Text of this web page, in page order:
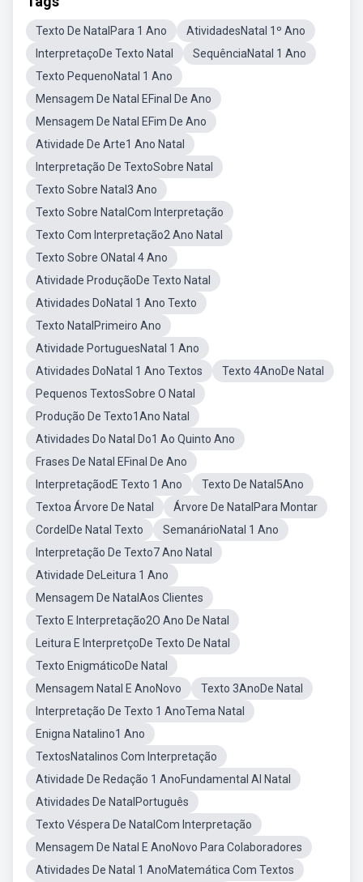
Texto De NatalPara 1 Ano
AtividadesNatal 1º Ano
InterpretaçoDe Texto Natal
SequênciaNatal 1 Ano
Texto PequenoNatal 1 Ano
Mensagem De Natal EFinal De Ano
Mensagem De Natal EFim De Ano
Atividade De Arte1 Ano Natal
Interpretação De TextoSobre Natal
Texto Sobre Natal3 Ano
Texto Sobre NatalCom Interpretação
Texto Com Interpretação2 Ano Natal
Texto Sobre ONatal 4 Ano
Atividade ProduçãoDe Texto Natal
Atividades DoNatal 1 Ano Texto
Texto NatalPrimeiro Ano
Atividade PortuguesNatal 1 Ano
Atividades DoNatal 1 Ano Textos
Texto 4AnoDe Natal
Pequenos TextosSobre O Natal
Produção De Texto1Ano Natal
Atividades Do Natal Do1 Ao Quinto Ano
Frases De Natal EFinal De Ano
InterpretaçãodE Texto 1 Ano
Texto De Natal5Ano
Textoa Árvore De Natal
Árvore De NatalPara Montar
CordelDe Natal Texto
SemanárioNatal 1 Ano
Interpretação De Texto7 Ano Natal
Atividade DeLeitura 1 Ano
Mensagem De NatalAos Clientes
Texto E Interpretação2O Ano De Natal
Leitura E InterpretçoDe Texto De Natal
Texto EnigmáticoDe Natal
Mensagem Natal E AnoNovo
Texto 3AnoDe Natal
Interpretação De Texto 1 AnoTema Natal
Enigna Natalino1 Ano
TextosNatalinos Com Interpretação
Atividade De Redação 1 AnoFundamental Al Natal
Atividades De NatalPortuguês
Texto Véspera De NatalCom Interpretação
Mensagem De Natal E AnoNovo Para Colaboradores
Atividades De Natal 1 AnoMatemática Com Textos